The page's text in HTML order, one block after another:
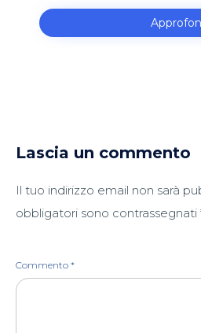
Lascia un commento
Il tuo indirizzo email non sarà
obbligatori sono contrassegnati
Commento *